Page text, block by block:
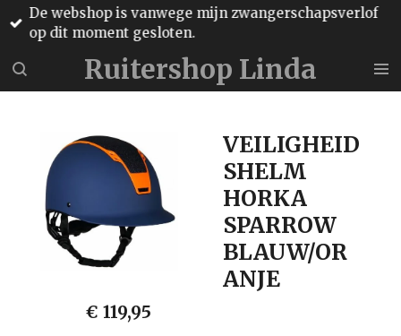
Ga
direct
de
hoofdinhoud
Ruitershop Linda
De webshop is vanwege mijn zwangerschapsverlof
op dit moment gesloten.
VEILIGHEID
SHELM
HORKA
SPARROW
BLAUW/OR
ANJE
€ 119,95